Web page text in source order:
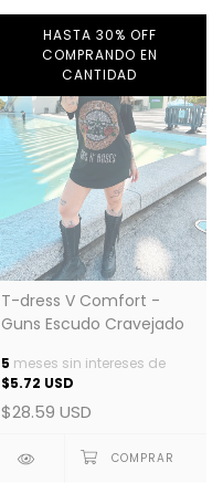
HASTA 30% OFF
COMPRANDO EN
CANTIDAD
T-dress V Comfort -
Guns Escudo Cravejado
5 meses sin intereses de
$5.72 USD
$28.59 USD